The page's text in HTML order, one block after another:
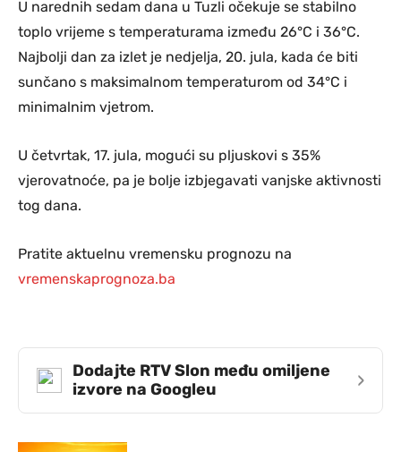
U narednih sedam dana u Tuzli očekuje se stabilno
toplo vrijeme s temperaturama između 26°C i 36°C.
Najbolji dan za izlet je nedjelja, 20. jula, kada će biti
sunčano s maksimalnom temperaturom od 34°C i
minimalnim vjetrom.
U četvrtak, 17. jula, mogući su pljuskovi s 35%
vjerovatnoće, pa je bolje izbjegavati vanjske aktivnosti
tog dana.
Pratite aktuelnu vremensku prognozu na
vremenskaprognoza.ba
Dodajte RTV Slon među omiljene
izvore na Googleu
›